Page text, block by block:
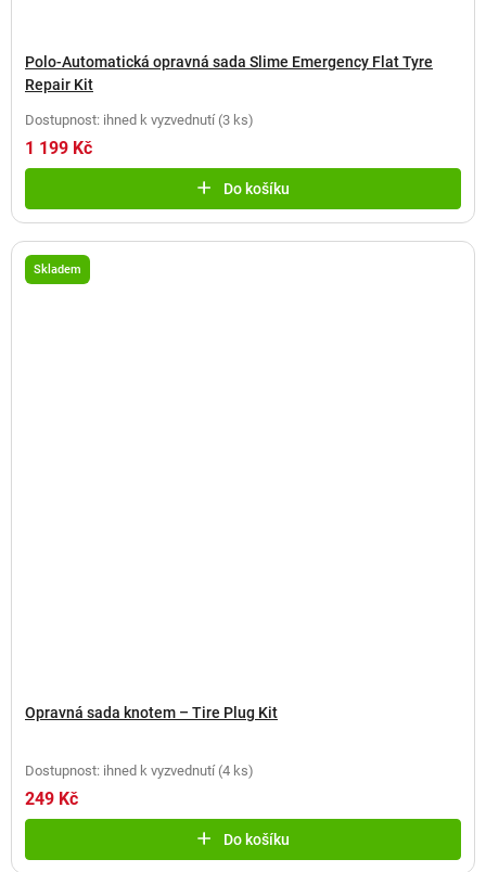
Polo-Automatická opravná sada Slime Emergency Flat Tyre
Repair Kit
Dostupnost: ihned k vyzvednutí (3 ks)
1 199 Kč
Do košíku
Skladem
Opravná sada knotem – Tire Plug Kit
Dostupnost: ihned k vyzvednutí (4 ks)
249 Kč
Do košíku